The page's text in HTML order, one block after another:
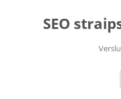
contentSEO